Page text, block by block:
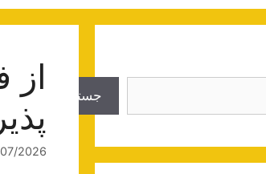
از
2026
جستجو